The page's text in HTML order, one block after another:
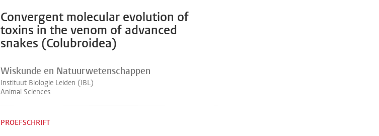
Convergent molecular evolution of
toxins in the venom of advanced
snakes (Colubroidea)
Wiskunde en Natuurwetenschappen
Instituut Biologie Leiden (IBL)
Animal Sciences
PROEFSCHRIFT